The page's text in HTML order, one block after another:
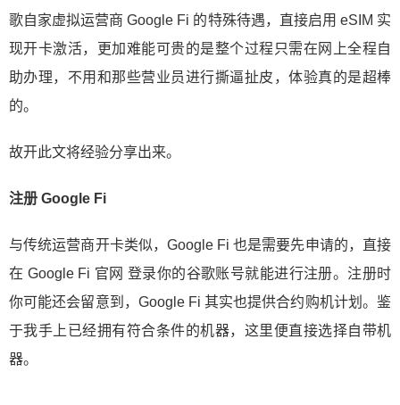
歌自家虚拟运营商 Google Fi 的特殊待遇，直接启用 eSIM 实
现开卡激活，更加难能可贵的是整个过程只需在网上全程自
助办理，不用和那些营业员进行撕逼扯皮，体验真的是超棒
的。
故开此文将经验分享出来。
注册 Google Fi
与传统运营商开卡类似，Google Fi 也是需要先申请的，直接
在 Google Fi 官网 登录你的谷歌账号就能进行注册。注册时
你可能还会留意到，Google Fi 其实也提供合约购机计划。鉴
于我手上已经拥有符合条件的机器，这里便直接选择自带机
器。